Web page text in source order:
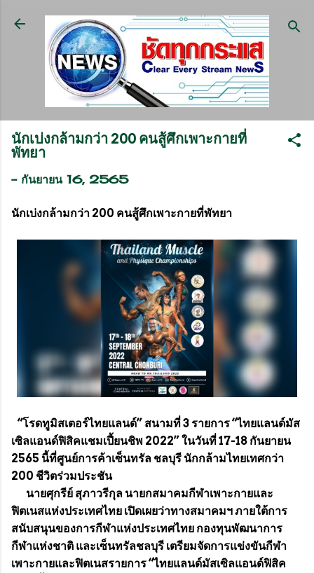
ข้ามไปที่เนื้อหาหลัก
นักเบ่งกล้ามกว่า 200 คนสู้ศึกเพาะกายที่
พัทยา
- กันยายน 16, 2565
นักเบ่งกล้ามกว่า 200 คนสู้ศึกเพาะกายที่พัทยา
“โรดทูมิสเตอร์ไทยแลนด์” สนามที่ 3 รายการ “ไทยแลนด์มัส
เซิลแอนด์ฟิสิคแชมเปี้ยนชิพ 2022” ในวันที่ 17-18 กันยายน
2565 นี้ที่ศูนย์การค้าเซ็นทรัล ชลบุรี นักกล้ามไทยเทศกว่า
200 ชีวิตร่วมประชัน
นายศุกรีย์ สุภาวรีกุล นายกสมาคมกีฬาเพาะกายและ
ฟิตเนสแห่งประเทศไทย เปิดเผยว่าทางสมาคมฯ ภายใต้การ
สนับสนุนของการกีฬาแห่งประเทศไทย กองทุนพัฒนาการ
กีฬาแห่งชาติ และเซ็นทรัลชลบุรี เตรียมจัดการแข่งขันกีฬา
เพาะกายและฟิตเนสรายการ “ไทยแลนด์มัสเซิลแอนด์ฟิสิค